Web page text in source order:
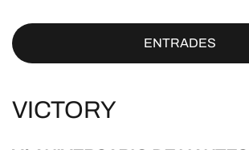
ENTRADES
VICTORY